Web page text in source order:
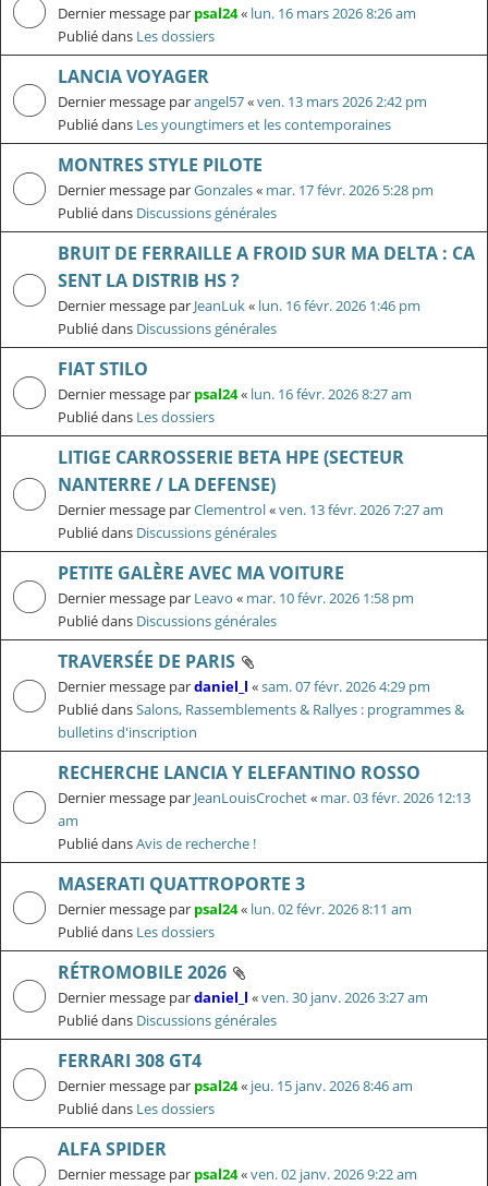
Dernier message par psal24« lun. 16 mars 2026 8:26 am
Publié dans Les dossiers
LANCIA VOYAGER
Dernier message parangel57«ven. 13 mars 2026 2:42 pm
Publié dans Les youngtimers et les contemporaines
MONTRES STYLE PILOTE
Dernier message parGonzales« mar. 17 févr. 2026 5:28 pm
Publié dans Discussions générales
BRUIT DE FERRAILLE A FROID SUR MA DELTA : CA
SENT LA DISTRIB HS ?
Dernier message par JeanLuk« lun. 16 févr. 2026 1:46 pm
Publié dans Discussions générales
FIAT STILO
Dernier message par psal24« lun. 16 févr. 2026 8:27 am
Publié dans Les dossiers
LITIGE CARROSSERIE BETA HPE (SECTEUR
NANTERRE / LA DEFENSE)
Dernier message parClementrol«ven. 13 févr. 2026 7:27 am
Publié dans Discussions générales
PETITE GALÈRE AVEC MA VOITURE
Dernier message par Leavo « mar. 10 févr. 2026 1:58 pm
Publié dans Discussions générales
TRAVERSÉE DE PARIS
Dernier message pardaniel_l «sam. 07 févr. 2026 4:29 pm
Publié dansSalons, Rassemblements & Rallyes : programmes &
bulletins d'inscription
RECHERCHE LANCIA Y ELEFANTINO ROSSO
Dernier message par JeanLouisCrochet« mar. 03 févr. 2026 12:13
am
Publié dansAvis de recherche !
MASERATI QUATTROPORTE 3
Dernier message par psal24« lun. 02 févr. 2026 8:11 am
Publié dans Les dossiers
RÉTROMOBILE 2026
Dernier message pardaniel_l «ven. 30 janv. 2026 3:27 am
Publié dans Discussions générales
FERRARI 308 GT4
Dernier message par psal24« jeu. 15 janv. 2026 8:46 am
Publié dans Les dossiers
ALFA SPIDER
Dernier message par psal24«ven. 02 janv. 2026 9:22 am